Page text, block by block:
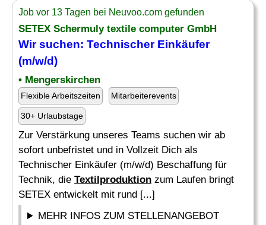
Job vor 13 Tagen bei Neuvoo.com gefunden
SETEX Schermuly textile computer GmbH
Wir suchen: Technischer Einkäufer
(m/w/d)
• Mengerskirchen
Flexible Arbeitszeiten Mitarbeiterevents
30+ Urlaubstage
Zur Verstärkung unseres Teams suchen wir ab
sofort unbefristet und in Vollzeit Dich als
Technischer Einkäufer (m/w/d) Beschaffung für
Technik, die Textilproduktion zum Laufen bringt
SETEX entwickelt mit rund [...]
MEHR INFOS ZUM STELLENANGEBOT